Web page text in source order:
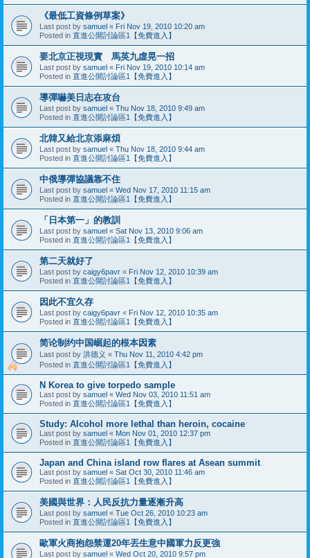
《最低工資條例草案》
Last post by samuel « Fri Nov 19, 2010 10:20 am
Posted in 直進公開討論區1【免費進入】
要北京正視現實 馬英九虛晃一招
Last post by samuel « Fri Nov 19, 2010 10:14 am
Posted in 直進公開討論區1【免費進入】
導彈嚇美日志在攻台
Last post by samuel « Thu Nov 18, 2010 9:49 am
Posted in 直進公開討論區1【免費進入】
北韓又給北京添麻煩
Last post by samuel « Thu Nov 18, 2010 9:44 am
Posted in 直進公開討論區1【免費進入】
中俄導彈協議靠不住
Last post by samuel « Wed Nov 17, 2010 11:15 am
Posted in 直進公開討論區1【免費進入】
「日本第一」的教訓
Last post by samuel « Sat Nov 13, 2010 9:06 am
Posted in 直進公開討論區1【免費進入】
第二天就好了
Last post by caigy6pavr « Fri Nov 12, 2010 10:39 am
Posted in 直進公開討論區1【免費進入】
因此不宜久存
Last post by caigy6pavr « Fri Nov 12, 2010 10:35 am
Posted in 直進公開討論區1【免費進入】
简论制约中国崛起的根本因素
Last post by 洪德义 « Thu Nov 11, 2010 4:42 pm
Posted in 直進公開討論區1【免費進入】
N Korea to give torpedo sample‎
Last post by samuel « Wed Nov 03, 2010 11:51 am
Posted in 直進公開討論區1【免費進入】
Study: Alcohol more lethal than heroin, cocaine
Last post by samuel « Mon Nov 01, 2010 12:37 pm
Posted in 直進公開討論區1【免費進入】
Japan and China island row flares at Asean summit
Last post by samuel « Sat Oct 30, 2010 11:46 am
Posted in 直進公開討論區1【免費進入】
美國與世界：人民反抗力量逐漸升高
Last post by samuel « Tue Oct 26, 2010 10:23 am
Posted in 直進公開討論區1【免費進入】
歐軍火商抱怨禁運20年丟生意中國軍力反更強
Last post by samuel « Wed Oct 20, 2010 9:57 pm